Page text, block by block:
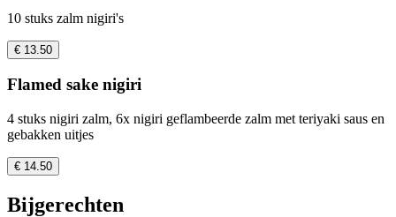
10 stuks zalm nigiri's
€ 13.50
Flamed sake nigiri
4 stuks nigiri zalm, 6x nigiri geflambeerde zalm met teriyaki saus en
gebakken uitjes
€ 14.50
Bijgerechten